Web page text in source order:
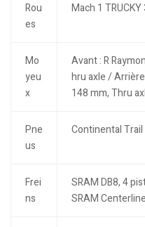
Rou
es
Mach 1
Mo
yeu
x
Avant : R
hru axle /
148 mm, Thru
Pne
us
Continental
Frei
ns
SRAM DB8, 4
SRAM